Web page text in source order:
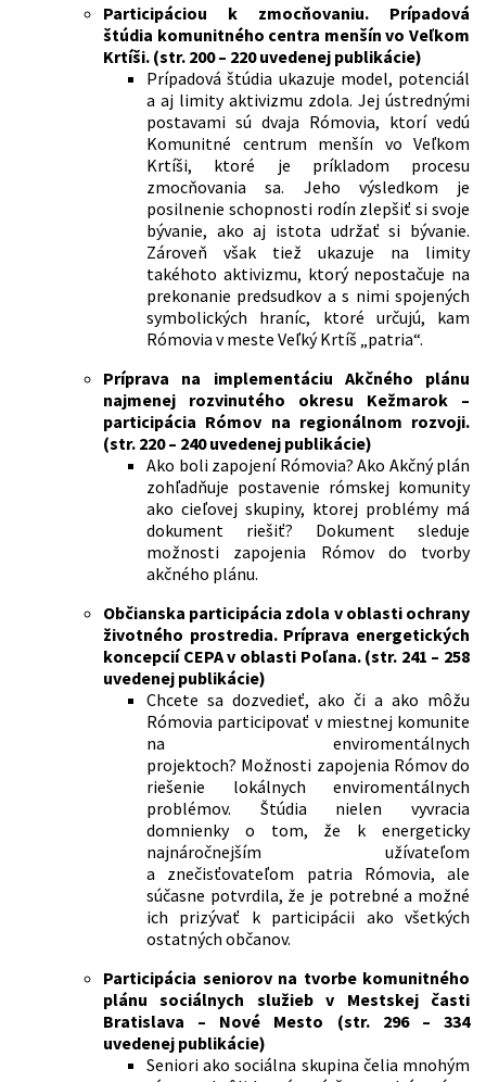
Participáciou k zmocňovaniu. Prípadová
štúdia komunitného centra menšín vo Veľkom
Krtíši. (str. 200 – 220 uvedenej publikácie)
Prípadová štúdia ukazuje model, potenciál
a aj limity aktivizmu zdola. Jej ústrednými
postavami sú dvaja Rómovia, ktorí vedú
Komunitné cen­trum menšín vo Veľkom
Krtíši, ktoré je príkladom procesu
zmocňovania sa. Jeho výsledkom je
posilnenie schopnosti rodín zlepšiť si svoje
bývanie, ako aj istota udržať si bývanie.
Zároveň však tiež ukazuje na limity
takéhoto aktivizmu, ktorý nepostačuje na
prekonanie predsudkov a s nimi spojených
symbolických hraníc, ktoré určujú, kam
Rómo­via v meste Veľký Krtíš „patria“.
Príprava na implementáciu Akčného plánu
najmenej rozvinutého okresu Kežmarok –
participácia Rómov na regionálnom rozvoji.
(str. 220 – 240 uvedenej publikácie)
Ako boli zapojení Rómovia? Ako Akčný plán
zohľadňuje postavenie rómskej komunity
ako cieľovej skupiny, ktorej problémy má
dokument riešiť? Dokument sleduje
možnosti zapojenia Rómov do tvorby
akčného plánu.
Občianska participácia zdola v oblasti ochrany
životného prostredia. Príprava energetických
koncepcií CEPA v oblasti Poľana. (str. 241 – 258
uvedenej publikácie)
Chcete sa dozvedieť, ako či a ako môžu
Rómovia participovať v miestnej komunite
na enviromentálnych
projektoch? Možnosti zapojenia Rómov do
riešenie lokálnych enviromentálnych
problémov. Štúdia nielen vyvracia
domnienky o tom, že k energeticky
najnáročnejším užívateľom
a znečisťovateľom patria Rómovia, ale
súčasne potvrdila, že je potrebné a možné
ich prizývať k participácii ako všetkých
ostatných občanov.
Participácia seniorov na tvorbe komunitného
plánu sociálnych služieb v Mestskej časti
Bratislava – Nové Mesto (str. 296 – 334
uvedenej publikácie)
Seniori ako sociálna skupina čelia mnohým